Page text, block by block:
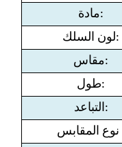
مادة:
لون السلك:
مقاس:
طول:
التباعد:
نوع المقابس